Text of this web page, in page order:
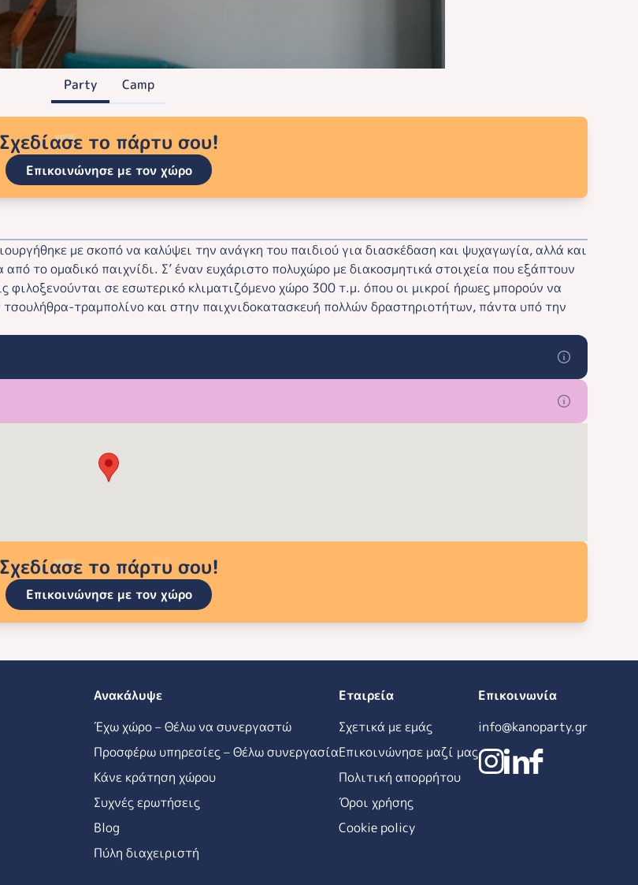
Party Camp
Σχεδίασε το πάρτυ σου!
Επικοινώνησε με τον χώρο
με σκοπό να καλύψει την ανάγκη του παιδιού για διασκέδαση και ψυχαγωγία, αλλά και
το ομαδικό παιχνίδι. Σ’ έναν ευχάριστο πολυχώρο με διακοσμητικά στοιχεία που εξάπτουν
σε εσωτερικό κλιματιζόμενο χώρο 300 τ.μ. όπου οι μικροί ήρωες μπορούν να
και στην παιχνιδοκατασκευή πολλών δραστηριοτήτων, πάντα υπό την
Σχεδίασε το πάρτυ σου!
Επικοινώνησε με τον χώρο
Ανακάλυψε
Έχω χώρο – Θέλω να συνεργαστώ
Προσφέρω υπηρεσίες – Θέλω συνεργασία
Κάνε κράτηση χώρου
Συχνές ερωτήσεις
Blog
Πύλη διαχειριστή
Εταιρεία
Σχετικά με εμάς
Επικοινώνησε μαζί μας
Πολιτική απορρήτου
Όροι χρήσης
Cookie policy
Επικοινωνία
info@kanoparty.gr